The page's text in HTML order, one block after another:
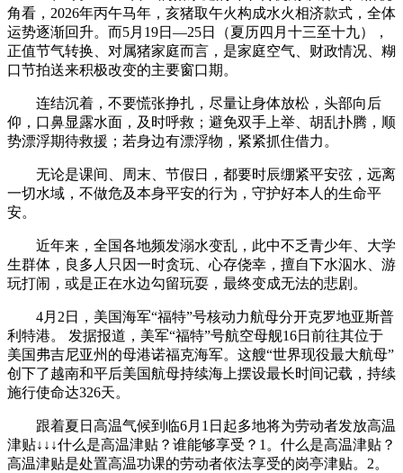
角看，2026年丙午马年，亥猪取午火构成水火相济款式，全体
运势逐渐回升。而5月19日—25日（夏历四月十三至十九），
正值节气转换、对属猪家庭而言，是家庭空气、财政情况、糊
口节拍送来积极改变的主要窗口期。
连结沉着，不要慌张挣扎，尽量让身体放松，头部向后
仰，口鼻显露水面，及时呼救；避免双手上举、胡乱扑腾，顺
势漂浮期待救援；若身边有漂浮物，紧紧抓住借力。
无论是课间、周末、节假日，都要时辰绷紧平安弦，远离
一切水域，不做危及本身平安的行为，守护好本人的生命平
安。
近年来，全国各地频发溺水变乱，此中不乏青少年、大学
生群体，良多人只因一时贪玩、心存侥幸，擅自下水泅水、游
玩打闹，或是正在水边勾留玩耍，最终变成无法的悲剧。
4月2日，美国海军“福特”号核动力航母分开克罗地亚斯普
利特港。 发据报道，美军“福特”号航空母舰16日前往其位于
美国弗吉尼亚州的母港诺福克海军。这艘“世界现役最大航母”
创下了越南和平后美国航母持续海上摆设最长时间记载，持续
施行使命达326天。
跟着夏日高温气候到临6月1日起多地将为劳动者发放高温
津贴↓↓↓什么是高温津贴？谁能够享受？1。什么是高温津贴？
高温津贴是处置高温功课的劳动者依法享受的岗亭津贴。2。